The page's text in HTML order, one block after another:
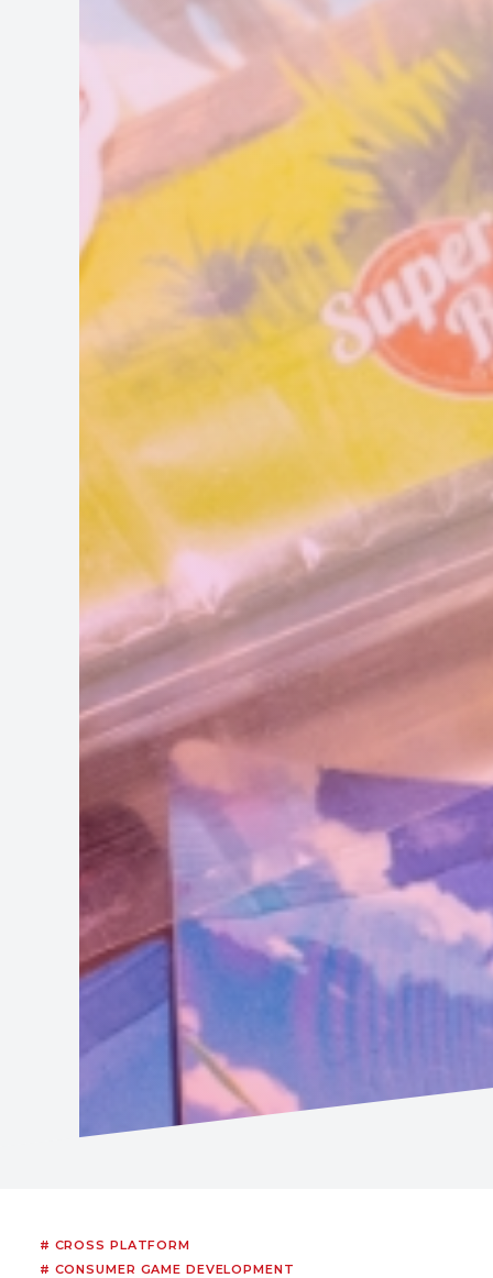
# CROSS PLATFORM
# CONSUMER GAME DEVELOPMENT